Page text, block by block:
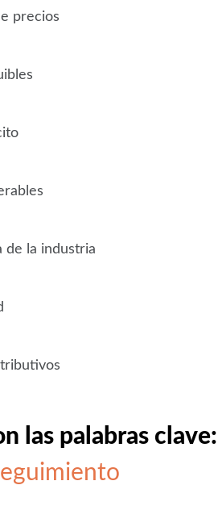
precios
de la industria
las palabras clave: